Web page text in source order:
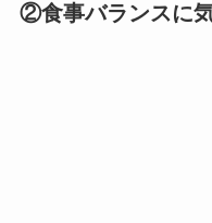
②食事バランスに